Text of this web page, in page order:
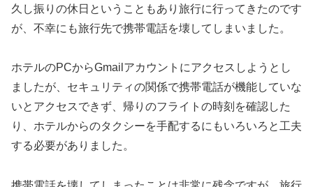
久し振りの休日ということもあり旅行に行ってきたのです
が、不幸にも旅行先で携帯電話を壊してしまいました。
ホテルのPCからGmailアカウントにアクセスしようとし
ましたが、セキュリティの関係で携帯電話が機能していな
いとアクセスできず、帰りのフライトの時刻を確認した
り、ホテルからのタクシーを手配するにもいろいろと工夫
する必要がありました。